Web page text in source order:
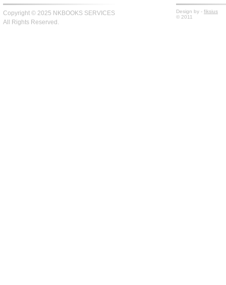
Copyright © 2025 NKBOOKS SERVICES
All Rights Reserved.
Design by - fiksius
© 2011